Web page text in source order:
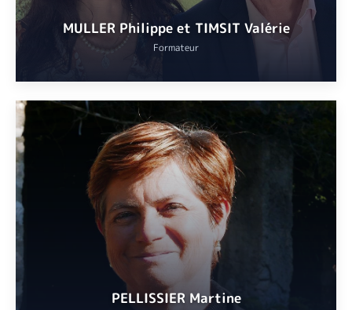
MULLER Philippe et TIMSIT Valérie
Formateur
Philippe MULLER : rédacteur en chef de Cannes Radio
Valérie TIMSIT
: femme de lettres, auteure du roman «
Elle était
belle ma mère « , 2017..
VOIR
PELLISSIER Martine